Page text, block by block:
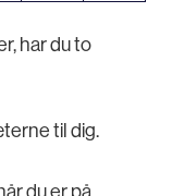
har du to
til dig.